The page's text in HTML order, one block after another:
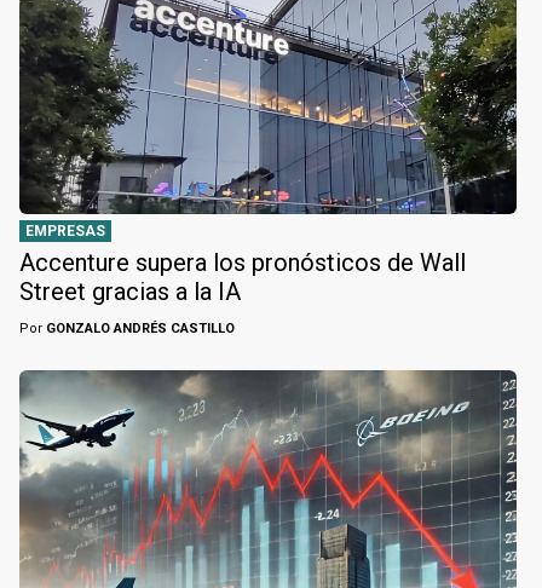
EMPRESAS
Accenture supera los pronósticos de Wall
Street gracias a la IA
Por GONZALO ANDRÉS CASTILLO